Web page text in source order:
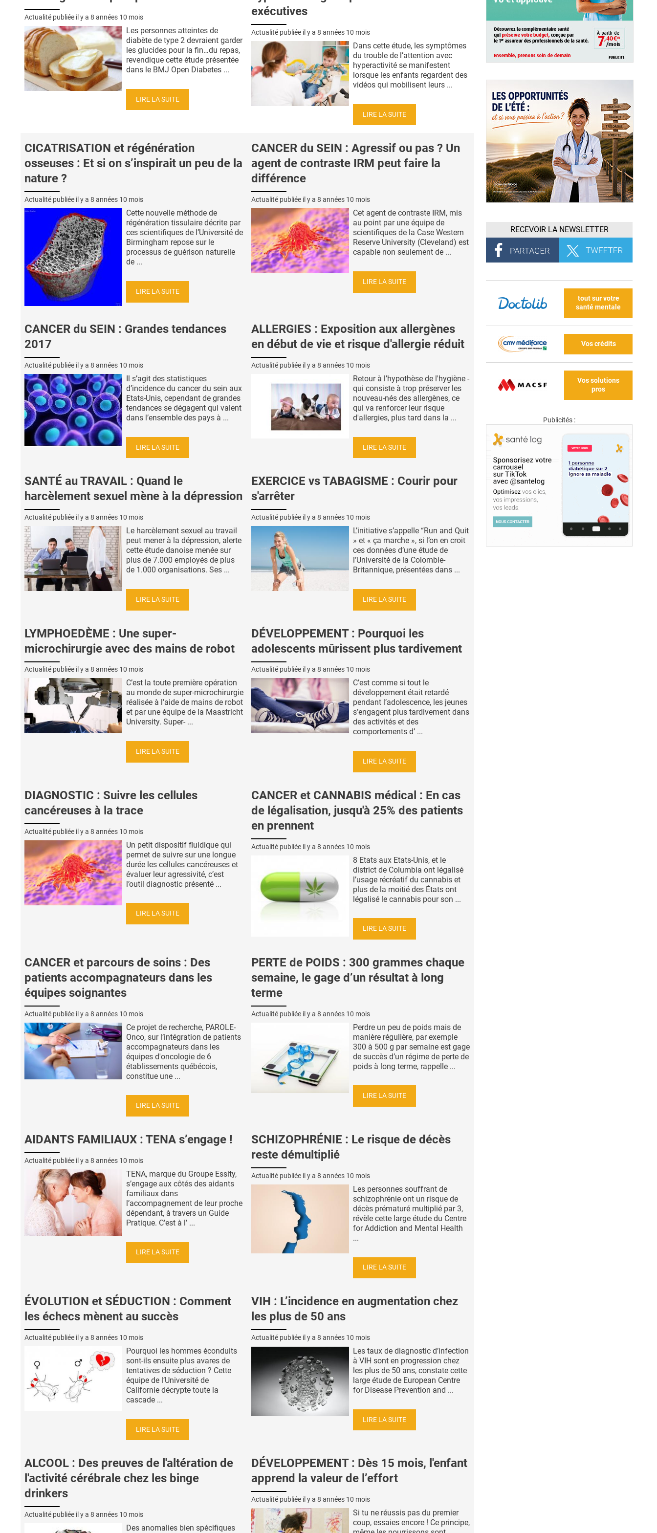
Actualité publiée il y a 8 années 10 mois
Les personnes atteintes de
diabète de type 2 devraient garder
les glucides pour la fin…du repas,
revendique cette étude présentée
dans le BMJ Open Diabetes ...
LIRE LA SUITE
exécutives
Actualité publiée il y a 8 années 10 mois
Dans cette étude, les symptômes
du trouble de l’attention avec
hyperactivité se manifestent
lorsque les enfants regardent des
vidéos qui mobilisent leurs ...
LIRE LA SUITE
CICATRISATION et régénération
osseuses : Et si on s’inspirait un peu de la
nature ?
Actualité publiée il y a 8 années 10 mois
Cette nouvelle méthode de
régénération tissulaire décrite par
ces scientifiques de l’Université de
Birmingham repose sur le
processus de guérison naturelle
de ...
LIRE LA SUITE
CANCER du SEIN : Agressif ou pas ? Un
agent de contraste IRM peut faire la
différence
Actualité publiée il y a 8 années 10 mois
Cet agent de contraste IRM, mis
au point par une équipe de
scientifiques de la Case Western
Reserve University (Cleveland) est
capable non seulement de ...
LIRE LA SUITE
CANCER du SEIN : Grandes tendances
2017
Actualité publiée il y a 8 années 10 mois
Il s’agit des statistiques
d’incidence du cancer du sein aux
Etats-Unis, cependant de grandes
tendances se dégagent qui valent
dans l’ensemble des pays à ...
LIRE LA SUITE
ALLERGIES : Exposition aux allergènes
en début de vie et risque d'allergie réduit
Actualité publiée il y a 8 années 10 mois
Retour à l’hypothèse de l'hygiène -
qui consiste à trop préserver les
nouveau-nés des allergènes, ce
qui va renforcer leur risque
d'allergies, plus tard dans la ...
LIRE LA SUITE
SANTÉ au TRAVAIL : Quand le
harcèlement sexuel mène à la dépression
Actualité publiée il y a 8 années 10 mois
Le harcèlement sexuel au travail
peut mener à la dépression, alerte
cette étude danoise menée sur
plus de 7.000 employés de plus
de 1.000 organisations. Ses ...
LIRE LA SUITE
EXERCICE vs TABAGISME : Courir pour
s'arrêter
Actualité publiée il y a 8 années 10 mois
L’initiative s’appelle “Run and Quit
» et « ça marche », si l’on en croit
ces données d’une étude de
l’Université de la Colombie-
Britannique, présentées dans ...
LIRE LA SUITE
LYMPHOEDÈME : Une super-
microchirurgie avec des mains de robot
Actualité publiée il y a 8 années 10 mois
C’est la toute première opération
au monde de super-microchirurgie
réalisée à l’aide de mains de robot
et par une équipe de la Maastricht
University. Super- ...
LIRE LA SUITE
DÉVELOPPEMENT : Pourquoi les
adolescents mûrissent plus tardivement
Actualité publiée il y a 8 années 10 mois
C’est comme si tout le
développement était retardé
pendant l’adolescence, les jeunes
s’engagent plus tardivement dans
des activités et des
comportements d’ ...
LIRE LA SUITE
DIAGNOSTIC : Suivre les cellules
cancéreuses à la trace
Actualité publiée il y a 8 années 10 mois
Un petit dispositif fluidique qui
permet de suivre sur une longue
durée les cellules cancéreuses et
évaluer leur agressivité, c’est
l’outil diagnostic présenté ...
LIRE LA SUITE
CANCER et CANNABIS médical : En cas
de légalisation, jusqu'à 25% des patients
en prennent
Actualité publiée il y a 8 années 10 mois
8 Etats aux Etats-Unis, et le
district de Columbia ont légalisé
l’usage récréatif du cannabis et
plus de la moitié des États ont
légalisé le cannabis pour son ...
LIRE LA SUITE
CANCER et parcours de soins : Des
patients accompagnateurs dans les
équipes soignantes
Actualité publiée il y a 8 années 10 mois
Ce projet de recherche, PAROLE-
Onco, sur l’intégration de patients
accompagnateurs dans les
équipes d'oncologie de 6
établissements québécois,
constitue une ...
LIRE LA SUITE
PERTE de POIDS : 300 grammes chaque
semaine, le gage d’un résultat à long
terme
Actualité publiée il y a 8 années 10 mois
Perdre un peu de poids mais de
manière régulière, par exemple
300 à 500 g par semaine est gage
de succès d’un régime de perte de
poids à long terme, rappelle ...
LIRE LA SUITE
AIDANTS FAMILIAUX : TENA s’engage !
Actualité publiée il y a 8 années 10 mois
TENA, marque du Groupe Essity,
s’engage aux côtés des aidants
familiaux dans
l’accompagnement de leur proche
dépendant, à travers un Guide
Pratique. C’est à l’ ...
LIRE LA SUITE
SCHIZOPHRÉNIE : Le risque de décès
reste démultiplié
Actualité publiée il y a 8 années 10 mois
Les personnes souffrant de
schizophrénie ont un risque de
décès prématuré multiplié par 3,
révèle cette large étude du Centre
for Addiction and Mental Health
...
LIRE LA SUITE
ÉVOLUTION et SÉDUCTION : Comment
les échecs mènent au succès
Actualité publiée il y a 8 années 10 mois
Pourquoi les hommes éconduits
sont-ils ensuite plus avares de
tentatives de séduction ? Cette
équipe de l’Université de
Californie décrypte toute la
cascade ...
LIRE LA SUITE
VIH : L’incidence en augmentation chez
les plus de 50 ans
Actualité publiée il y a 8 années 10 mois
Les taux de diagnostic d’infection
à VIH sont en progression chez
les plus de 50 ans, constate cette
large étude de European Centre
for Disease Prevention and ...
LIRE LA SUITE
ALCOOL : Des preuves de l'altération de
l'activité cérébrale chez les binge
drinkers
Actualité publiée il y a 8 années 10 mois
Des anomalies bien spécifiques
DÉVELOPPEMENT : Dès 15 mois, l'enfant
apprend la valeur de l’effort
Actualité publiée il y a 8 années 10 mois
Si tu ne réussis pas du premier
coup, essaies encore ! Ce principe,
RECEVOIR LA NEWSLETTER
tout sur votre
santé mentale
Vos crédits
Vos solutions
pros
Publicités :